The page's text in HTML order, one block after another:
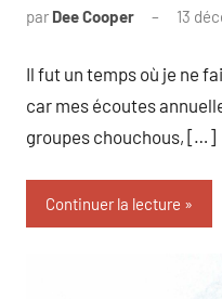
par Dee Cooper 13
Il fut un temps où je ne
car mes écoutes
groupes chouchous, […]
Continuer la lecture